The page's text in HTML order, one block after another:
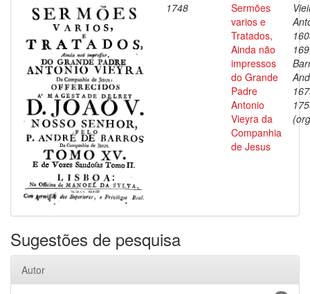
1748
Sermões
varios e
Tratados,
Ainda não
impressos
do Grande
Padre
Antonio
Vieyra da
Companhia
de Jesus
Sugestões de pesquisa
Autor